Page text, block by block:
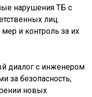
нарушения ТБ с
лиц.
и контроль за их
диалог с инженером
за безопасность,
новых